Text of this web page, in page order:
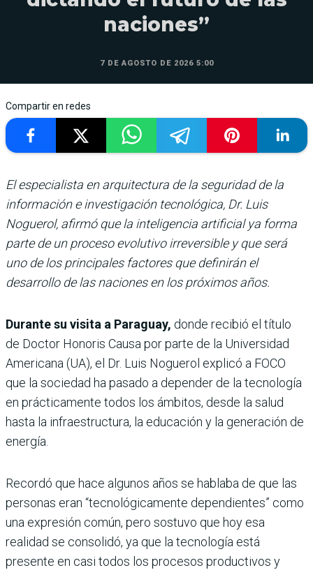
naciones”
7 DE AGOSTO DE 2026 5:00
Compartir en redes
El especialista en arquitectura de la seguridad de la
información e investigación tecnológica, Dr. Luis
Noguerol, afirmó que la inteligencia artificial ya forma
parte de un proceso evolutivo irreversible y que será
uno de los principales factores que definirán el
desarrollo de las naciones en los próximos años.
Durante su visita a Paraguay, donde recibió el título
de Doctor Honoris Causa por parte de la Universidad
Americana (UA), el Dr. Luis Noguerol explicó a FOCO
que la sociedad ha pasado a depender de la tecnología
en prácticamente todos los ámbitos, desde la salud
hasta la infraestructura, la educación y la generación de
energía.
Recordó que hace algunos años se hablaba de que las
personas eran “tecnológicamente dependientes” como
una expresión común, pero sostuvo que hoy esa
realidad se consolidó, ya que la tecnología está
presente en casi todos los procesos productivos y